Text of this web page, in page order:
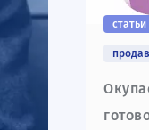
статьи